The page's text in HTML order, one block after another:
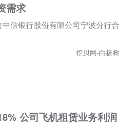
需求
信银行股份有限公司宁波分行合
挖贝网-白杨树
公司飞机租赁业务利润